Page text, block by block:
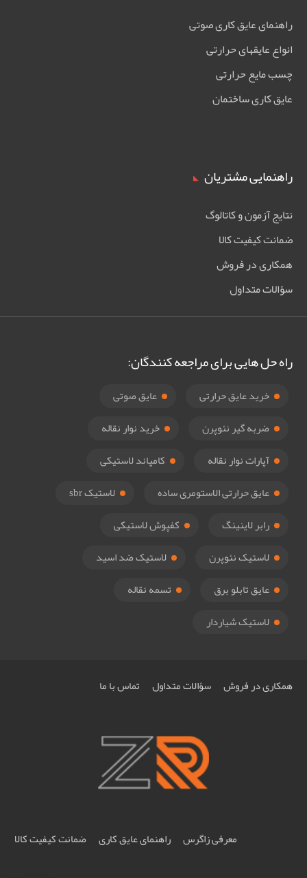
راهنمای عایق کاری صوتی
انواع عایقهای حرارتی
چسب مایع حرارتی
عایق کاری ساختمان
راهنمایی مشتریان
نتایج آزمون و کاتالوگ
ضمانت کیفیت کالا
همکاری در فروش
سؤالات متداول
راه حل هایی برای مراجعه کنندگان:
خرید عایق حرارتی
عایق صوتی
ضربه گیر نئوپرن
خرید نوار نقاله
آپارات نوار نقاله
کامپاند لاستیکی
عایق حرارتی الاستومری ساده
لاستیک sbr
رابر لاینینگ
کفپوش لاستیکی
لاستیک نئوپرن
لاستیک ضد اسید
عایق تابلو برق
تسمه نقاله
لاستیک شیاردار
همکاری در فروش سؤالات متداول تماس با ما
معرفی زاگرس راهنمای عایق کاری ضمانت کیفیت کالا